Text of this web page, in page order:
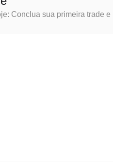
Conclua sua primeira trade